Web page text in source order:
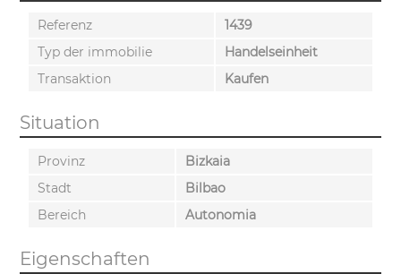
Referenz
1439
Typ der immobilie
Handelseinheit
Transaktion
Kaufen
Situation
Provinz
Bizkaia
Stadt
Bilbao
Bereich
Autonomia
Eigenschaften